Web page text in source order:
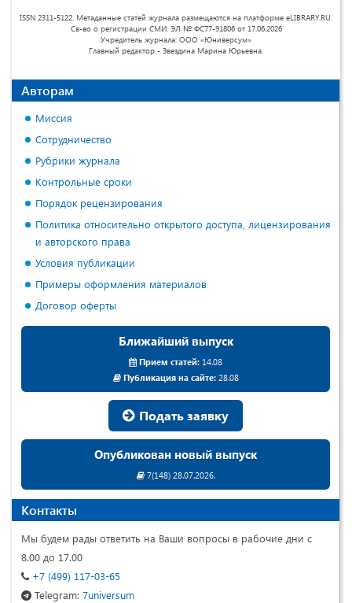
ISSN 2311-5122. Метаданные статей журнала размещаются на платформе eLIBRARY.RU.
Св-во о регистрации СМИ: ЭЛ № ФС77-91806 от 17.06.2026
Учредитель журнала: ООО «Юниверсум»
Главный редактор - Звездина Марина Юрьевна.
Авторам
Миссия
Сотрудничество
Рубрики журнала
Контрольные сроки
Порядок рецензирования
Политика относительно открытого доступа, лицензирования
и авторского права
Условия публикации
Примеры оформления материалов
Договор оферты
Ближайший выпуск
Прием статей: 14.08
Публикация на сайте:28.08
Подать заявку
Опубликован новый выпуск
7(148) 28.07.2026.
Контакты
Мы будем рады ответить на Ваши вопросы в рабочие дни с
8.00 до 17.00
+7 (499) 117-03-65
Telegram: 7universum